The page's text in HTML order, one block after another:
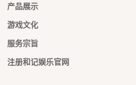
产品展示
游戏文化
服务宗旨
注册和记娱乐官网